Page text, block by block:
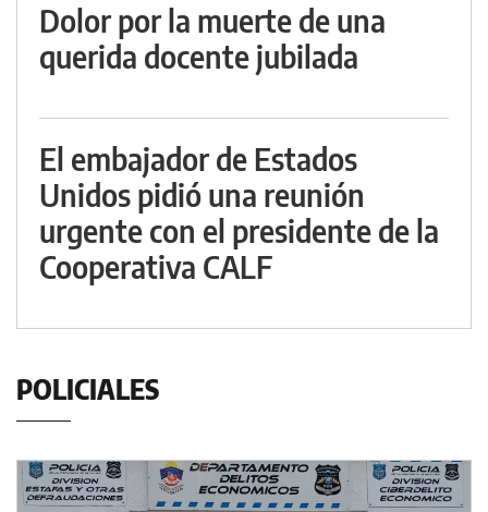
Dolor por la muerte de una
querida docente jubilada
El embajador de Estados
Unidos pidió una reunión
urgente con el presidente de la
Cooperativa CALF
POLICIALES